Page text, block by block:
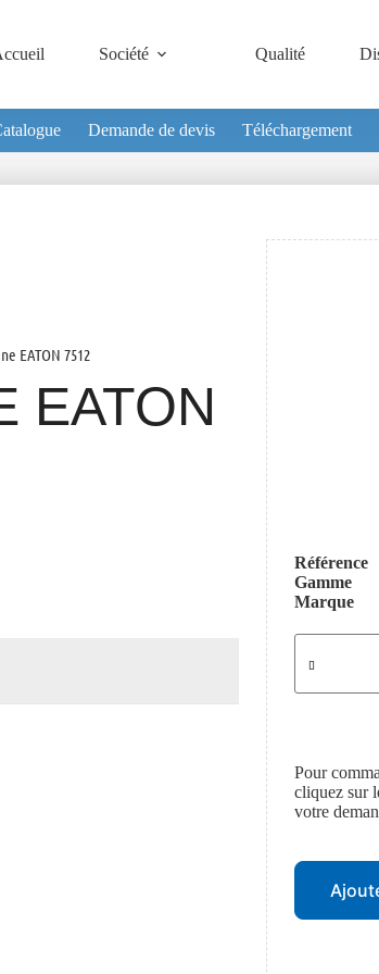
Société Qualité
Demande de devis Téléchargement
EATON 7512
EATON
Référence
Gamme
Marque
Pour
cliquez sur
votre